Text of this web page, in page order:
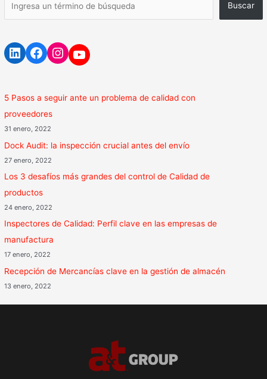
Buscar
5 Pasos a seguir ante un problema de calidad con
proveedores
31 enero, 2022
Dock Audit: la inspección crucial antes del envío
27 enero, 2022
Los 3 desafíos más grandes del control de Calidad de
productos
24 enero, 2022
Inspectores de Calidad: Perfil clave en las empresas de
manufactura
17 enero, 2022
Recepción de Mercancías clave en la gestión de almacén
13 enero, 2022